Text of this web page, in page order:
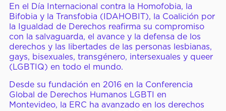
CENTRO DE
PRENSA
Noticias y Artículos
Pronunciamientos y
Declaraciones
Reportes y Documentos
Videos y Webinars
En el Día Internacional contra la Homofobia, la
Bifobia y la Transfobia (IDAHOBIT), la Coalición por
la Igualdad de Derechos reafirma su compromiso
con la salvaguarda, el avance y la defensa de los
derechos y las libertades de las personas lesbianas,
gays, bisexuales, transgénero, intersexuales y queer
(LGBTIQ) en todo el mundo.
Desde su fundación en 2016 en la Conferencia
Global de Derechos Humanos LGBTI en
Montevideo, la ERC ha avanzado en los derechos